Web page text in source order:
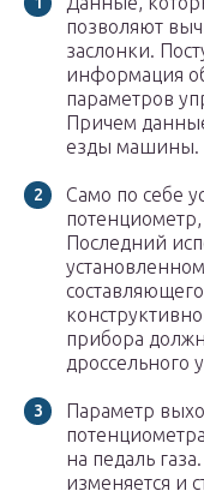
позволяют
заслонки.
информация
параметров
Причем
езды машины.
Само по себе
Последний
прибора
дроссельного
Параметр
на педаль
изменяется и